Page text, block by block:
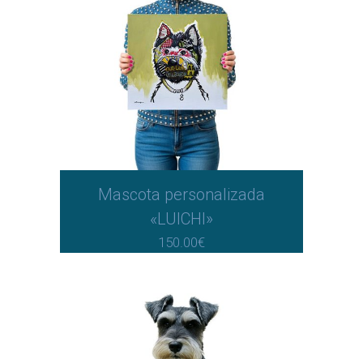
Mascota personalizada
«LUICHI»
150.00€